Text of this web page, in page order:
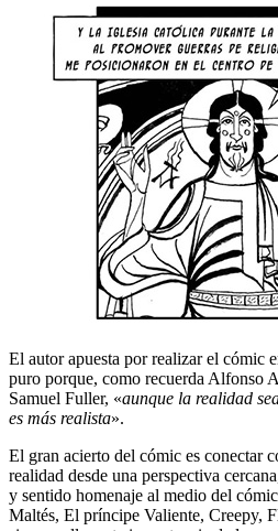
El autor apuesta por realizar el cómic
puro porque, como recuerda Alfonso
Samuel Fuller, «aunque la realidad
es más realista».
El gran acierto del cómic es conectar
realidad desde una perspectiva
y sentido homenaje al medio del
Maltés, El príncipe Valiente, Creepy,